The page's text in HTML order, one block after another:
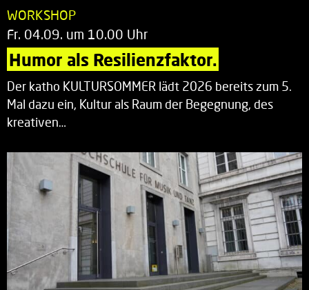
WORKSHOP
Fr. 04.09. um 10.00 Uhr
Humor als Resilienzfaktor.
Der katho KULTURSOMMER lädt 2026 bereits zum 5.
Mal dazu ein, Kultur als Raum der Begegnung, des
kreativen…